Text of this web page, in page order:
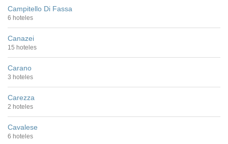
Campitello Di Fassa
6 hoteles
Canazei
15 hoteles
Carano
3 hoteles
Carezza
2 hoteles
Cavalese
6 hoteles